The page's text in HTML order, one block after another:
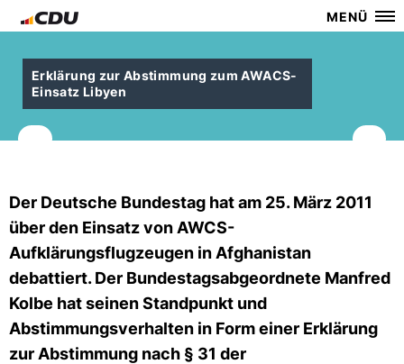
MENÜ
Erklärung zur Abstimmung zum AWACS-
Einsatz Libyen
Der Deutsche Bundestag hat am 25. März 2011
über den Einsatz von AWCS-
Aufklärungsflugzeugen in Afghanistan
debattiert. Der Bundestagsabgeordnete Manfred
Kolbe hat seinen Standpunkt und
Abstimmungsverhalten in Form einer Erklärung
zur Abstimmung nach § 31 der